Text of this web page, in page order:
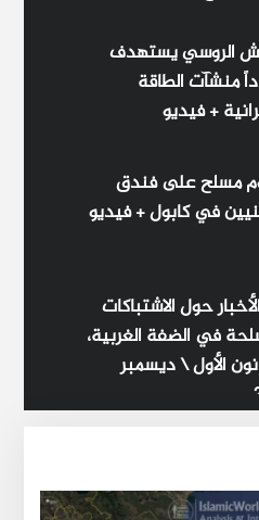
الروسي يستهدف
منشآت الطاقة
+ فيديو
مسلح على فندق
في كابول + فيديو
حول الاشتباكات
في الضفة الغربية،
الأول \ ديسمبر
حدودي بين طالبان